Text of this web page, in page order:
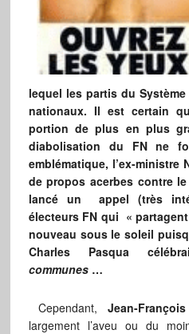
lequel les partis du
nationaux. Il est certain
portion de plus en plus
diabolisation du FN ne
emblématique, l’ex-ministre
de propos acerbes contre
lancé un appel (très
électeurs FN qui «
nouveau sous le soleil
Charles Pasqua
communes…
Cependant, Jean-
largement l’aveu ou du